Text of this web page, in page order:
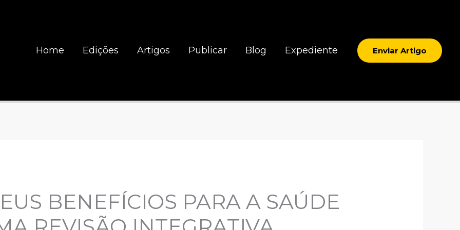
Home Edições Artigos Publicar Blog Expediente Enviar Artigo
BENEFÍCIOS PARA A SAÚDE